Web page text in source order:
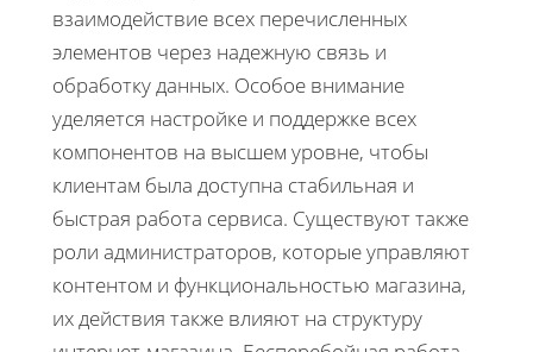
взаимодействие всех перечисленных
элементов через надежную связь и
обработку данных. Особое внимание
уделяется настройке и поддержке всех
компонентов на высшем уровне, чтобы
клиентам была доступна стабильная и
быстрая работа сервиса. Существуют также
роли администраторов, которые управляют
контентом и функциональностью магазина,
их действия также влияют на структуру